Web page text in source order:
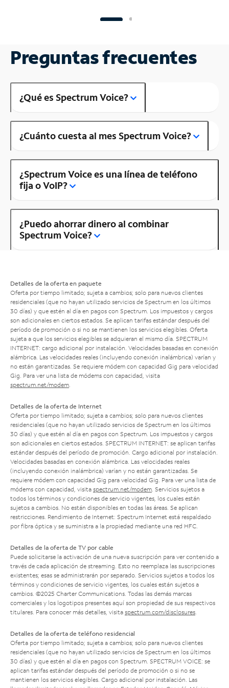
Preguntas frecuentes
¿Qué es Spectrum Voice?
¿Cuánto cuesta al mes Spectrum Voice?
¿Spectrum Voice es una línea de teléfono
fija o VoIP?
¿Puedo ahorrar dinero al combinar
Spectrum Voice?
Detalles de la oferta en paquete
Oferta por tiempo limitado; sujeta a cambios; solo para nuevos clientes
residenciales (que no hayan utilizado servicios de Spectrum en los últimos
30 días) y que estén al día en pagos con Spectrum. Los impuestos y cargos
son adicionales en ciertos estados. Se aplican tarifas estándar después del
período de promoción o si no se mantienen los servicios elegibles. Oferta
sujeta a que los servicios elegibles se adquieran el mismo día. SPECTRUM
INTERNET: cargo adicional por instalación. Velocidades basadas en conexión
alámbrica. Las velocidades reales (incluyendo conexión inalámbrica) varían y
no están garantizadas. Se requiere módem con capacidad Gig para velocidad
Gig. Para ver una lista de módems con capacidad, visita
spectrum.net/modem
Detalles de la oferta de Internet
Oferta por tiempo limitado; sujeta a cambios; solo para nuevos clientes
residenciales (que no hayan utilizado servicios de Spectrum en los últimos
30 días) y que estén al día en pagos con Spectrum. Los impuestos y cargos
son adicionales en ciertos estados. SPECTRUM INTERNET: se aplican tarifas
estándar después del período de promoción. Cargo adicional por instalación.
Velocidades basadas en conexión alámbrica. Las velocidades reales
(incluyendo conexión inalámbrica) varían y no están garantizadas. Se
requiere módem con capacidad Gig para velocidad Gig. Para ver una lista de
módems con capacidad, visita spectrum.net/modem . Servicios sujetos a
todos los términos y condiciones de servicio vigentes, los cuales están
sujetos a cambios. No están disponibles en todas las áreas. Se aplican
restricciones. Rendimiento de Internet: Spectrum Internet está respaldado
por fibra óptica y se suministra a la propiedad mediante una red HFC.
Detalles de la oferta de TV por cable
Puede solicitarse la activación de una nueva suscripción para ver contenido a
través de cada aplicación de streaming. Esto no reemplaza las suscripciones
existentes; esas se administrarán por separado. Servicios sujetos a todos los
términos y condiciones de servicio vigentes, los cuales están sujetos a
cambios. ©2025 Charter Communications. Todas las demás marcas
comerciales y los logotipos presentes aquí son propiedad de sus respectivos
titulares. Para conocer más detalles, visita spectrum.com/disclosures
Detalles de la oferta de teléfono residencial
Oferta por tiempo limitado; sujeta a cambios; solo para nuevos clientes
residenciales (que no hayan utilizado servicios de Spectrum en los últimos
30 días) y que estén al día en pagos con Spectrum. SPECTRUM VOICE: se
aplican tarifas estándar después del período de promoción o si no se
mantienen los servicios elegibles. Cargo adicional por instalación. Las